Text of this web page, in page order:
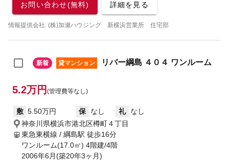
お問い合わせ(無料) 詳細を見る
情報提供会社: (株)加瀬ハウジング 新横浜営業所 住宅部
新着 貸マンション リバー綱島 ４０４ ワンルーム
5.2万円 (管理費等なし)
敷 5.50万円 保 なし 礼
なし
神奈川県横浜市港北区樽町４丁目
東急東横線 / 綱島駅 徒歩16分
ワンルーム(17.0㎡) 4階建/4階
2006年6月(築20年3ヶ月)